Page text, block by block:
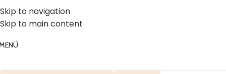
Skip to navigation
Skip to main content
☎️ 0 (224) 504 74 45